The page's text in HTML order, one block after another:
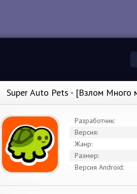
Super Auto Pets - [Взлом Много
Разработчик:
Версия:
Жанр:
Размер:
Версия Android: